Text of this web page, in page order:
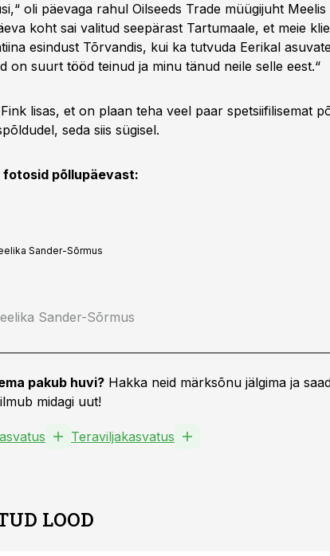
oli päevaga rahul Oilseeds Trade müügijuht Meelis
koht sai valitud seepärast Tartumaale, et meie
esindust Tõrvandis, kui ka tutvuda Eerikal
on suurt tööd teinud ja minu tänud neile selle eest.“
lisas, et on plaan teha veel paar spetsiifilisemat
seda siis sügisel.
fotosid põllupäevast:
Sander-Sõrmus
Sander-Sõrmus
pakub huvi? Hakka neid märksõnu jälgima ja
midagi uut!
Teraviljakasvatus
LOOD